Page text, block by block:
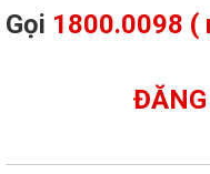
Gọi 1800.0098 (